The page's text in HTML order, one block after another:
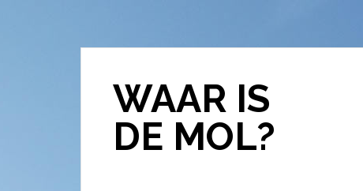
WAAR IS
DE MOL?